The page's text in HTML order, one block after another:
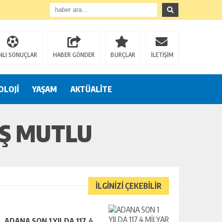
SONUÇLAR HABER GÖNDER BURÇLAR İLETİŞİM
YAŞAM AKTÜALİTE
MUTLU
İLGİNİZİ ÇEKEBİLİR